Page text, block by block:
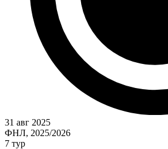
31 авг 2025
ФНЛ, 2025/2026
7 тур